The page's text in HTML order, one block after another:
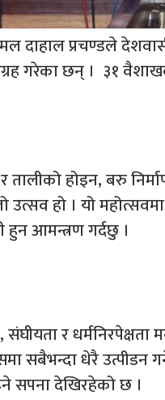
दाहाल प्रचण्डले
गरेका छन् । ३१
होइन, बरु
उत्सव हो । यो
आमन्त्रण गर्दछु ।
र धर्मनिरपेक्षता
सबैभन्दा धेरै उत्पीडन
सपना देखिरहेको छ ।